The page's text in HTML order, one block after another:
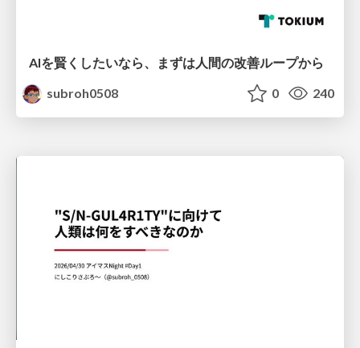
AIを賢くしたいなら、まずは人間の改善ループから
subroh0508
0 240